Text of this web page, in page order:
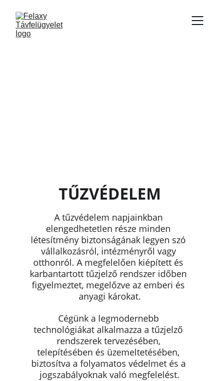
A tűzvédelem napjainkban
elengedhetetlen része minden
létesítmény biztonságának legyen szó
vállalkozásról, intézményről vagy
otthonról. A megfelelően kiépített és
karbantartott tűzjelző rendszer időben
figyelmeztet, megelőzve az emberi és
anyagi károkat.
Cégünk a legmodernebb
technológiákat alkalmazza a tűzjelző
rendszerek tervezésében,
telepítésében és üzemeltetésében,
biztosítva a folyamatos védelmet és a
jogszabályoknak való megfelelést.
TŰZVÉDELEM